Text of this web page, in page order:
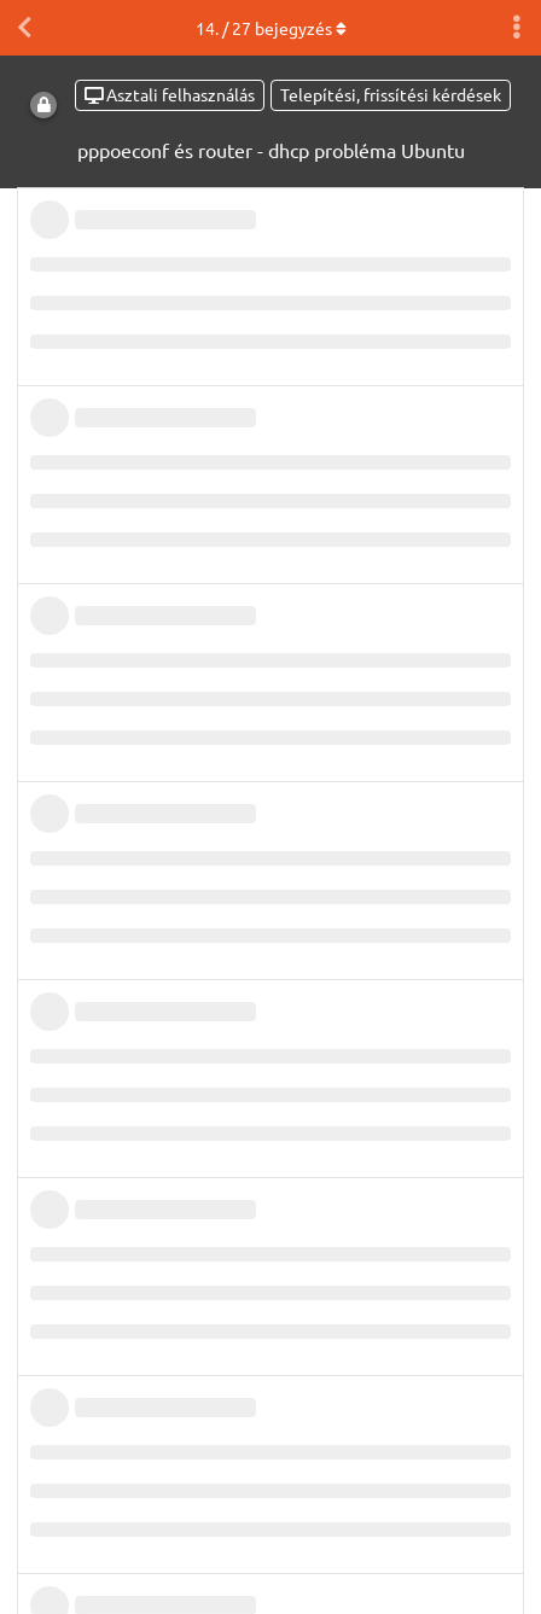
Asztali felhasználás Telepítési, frissítési kérdések
pppoeconf és router - dhcp probléma Ubuntu
14. /27 bejegyzés